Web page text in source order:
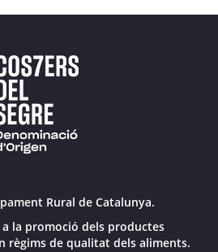
Rural de Catalunya.
la promoció dels productes
règims de qualitat dels aliments.